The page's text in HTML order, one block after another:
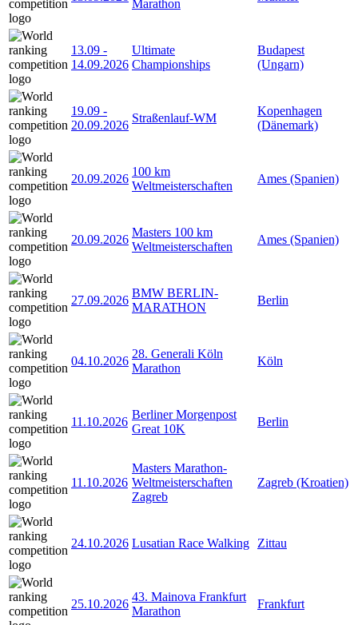
Marathon
13.09 -
14.09.2026
Ultimate
Championships
Budapest
(Ungarn)
19.09 -
20.09.2026
Straßenlauf-WM
Kopenhagen
(Dänemark)
20.09.2026
100 km
Weltmeisterschaften
Ames (Spanien)
20.09.2026
Masters 100 km
Weltmeisterschaften
Ames (Spanien)
27.09.2026
BMW BERLIN-
MARATHON
Berlin
04.10.2026
28. Generali Köln
Marathon
Köln
11.10.2026
Berliner Morgenpost
Great 10K
Berlin
11.10.2026
Masters Marathon-
Weltmeisterschaften
Zagreb
Zagreb (Kroatien)
24.10.2026 Lusatian Race Walking Zittau
25.10.2026
43. Mainova Frankfurt
Marathon
Frankfurt